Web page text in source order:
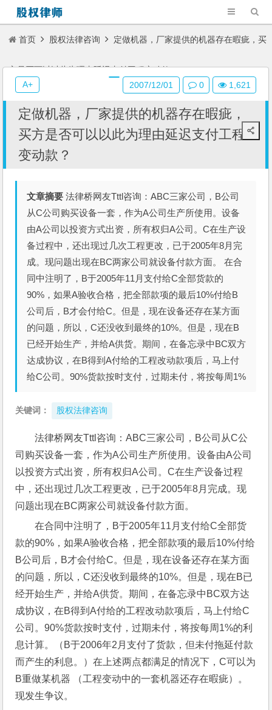
首页 股权法律咨询 定做机器，厂家提供的机器存在暇疵，买
方是否可以以此为理由延迟支付工程变动款？
定做机器，厂家提供的机器存在暇疵，
买方是否可以以此为理由延迟支付工程
变动款？
文章摘要 法律桥网友Tttl咨询：ABC三家公司，B公司
从C公司购买设备一套，作为A公司生产所使用。设备
由A公司以投资方式出资，所有权归A公司。C在生产设
备过程中，还出现过几次工程更改，已于2005年8月完
成。现问题出现在BC两家公司就设备付款方面。 在合
同中注明了，B于2005年11月支付给C全部货款的
90%，如果A验收合格，把全部款项的最后10%付给B
公司后，B才会付给C。但是，现在设备还存在某方面
的问题，所以，C还没收到最终的10%。但是，现在B
已经开始生产，并给A供货。期间，在备忘录中BC双方
达成协议，在B得到A付给的工程改动款项后，马上付
给C公司。90%货款按时支付，过期未付，将按每周1%
关键词： 股权法律咨询
法律桥网友Tttl咨询：ABC三家公司，B公司从C公
司购买设备一套，作为A公司生产所使用。设备由A公司
以投资方式出资，所有权归A公司。C在生产设备过程
中，还出现过几次工程更改，已于2005年8月完成。现
问题出现在BC两家公司就设备付款方面。
在合同中注明了，B于2005年11月支付给C全部货
款的90%，如果A验收合格，把全部款项的最后10%付给
B公司后，B才会付给C。但是，现在设备还存在某方面
的问题，所以，C还没收到最终的10%。但是，现在B已
经开始生产，并给A供货。期间，在备忘录中BC双方达
成协议，在B得到A付给的工程改动款项后，马上付给C
公司。90%货款按时支付，过期未付，将按每周1%的利
息计算。（B于2006年2月支付了货款，但未付拖延付款
而产生的利息。）在上述两点都满足的情况下，C可以为
B重做某机器 （工程变动中的一套机器还存在暇疵）。
现发生争议。
2007/12/01 0 1,621
A+